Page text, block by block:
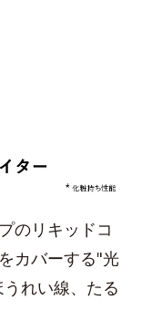
のリキッドコ
カバーする"光
れい線、たる